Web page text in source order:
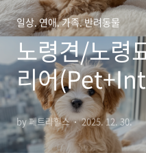
일상. 연애. 가족. 반려동물
노령견/노령
리어
건강을 지키
가이드
by 페트라힐스 2025. 12. 30.